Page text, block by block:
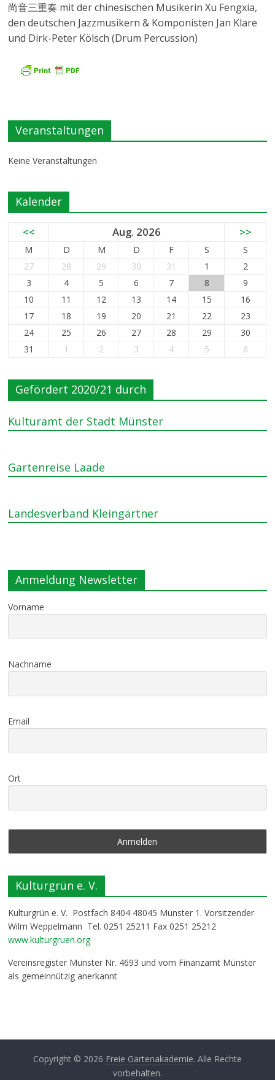
尚音三重奏 mit der chinesischen Musikerin Xu Fengxia,
den deutschen Jazzmusikern & Komponisten Jan Klare
und Dirk-Peter Kölsch (Drum Percussion)
Veranstaltungen
Keine Veranstaltungen
Kalender
<< Aug. 2026 >>
M D M D F S
S
27
28 29 30 31 1
2
3
4 5 6 7 8
9
10
11 12 13 14 15
16
17
18 19 20 21 22
23
24
25 26 27 28 29
30
31
1 2 3 4 5 6
Gefördert 2020/21 durch
Kulturamt der Stadt Münster
Gartenreise Laade
Landesverband Kleingärtner
Anmeldung Newsletter
Vorname
Nachname
Email
Ort
Kulturgrün e. V.
Kulturgrün e. V. Postfach 8404 48045 Münster 1. Vorsitzender
Wilm Weppelmann Tel. 0251 25211 Fax 0251 25212
www.kulturgruen.org
Vereinsregister Münster Nr. 4693 und vom Finanzamt Münster
als gemeinnützig anerkannt
Copyright © 2026 Freie Gartenakademie. Alle Rechte
vorbehalten.